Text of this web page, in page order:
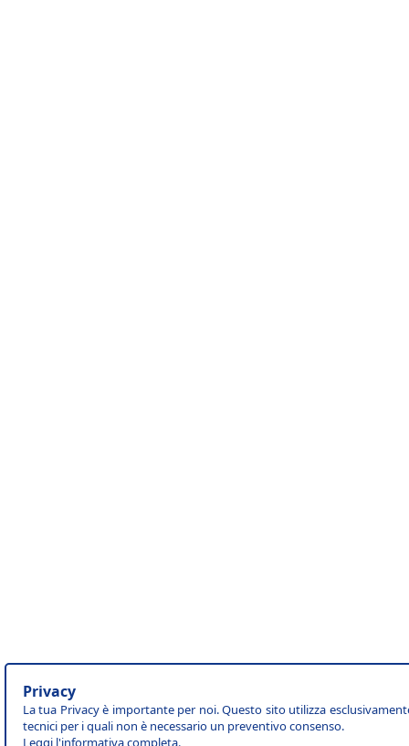
Privacy
La tua Privacy è importante per noi. Questo sito utilizza
tecnici per i quali non è necessario un preventivo consenso.
Leggi l'informativa completa.